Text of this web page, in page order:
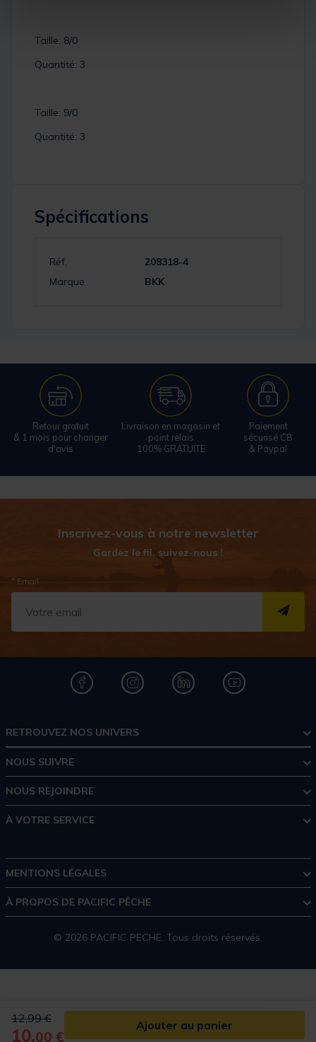
Price reduced from
12,99 €to
10,00 €
Ajouter au panier
Taille: 8/0
Quantité: 3
Taille: 9/0
Quantité: 3
Spécifications
Réf.
208318-4
Marque
BKK
Retour gratuit
& 1 mois pour changer
d'avis
Livraison en magasin et
point relais
100% GRATUITE
Paiement
sécurisé CB
& Paypal
Inscrivez-vous à notre newsletter
Gardez le fil, suivez-nous !
* Email
RETROUVEZ NOS UNIVERS
NOUS SUIVRE
NOUS REJOINDRE
À VOTRE SERVICE
MENTIONS LÉGALES
À PROPOS DE PACIFIC PÊCHE
© 2026 PACIFIC PECHE. Tous droits réservés.